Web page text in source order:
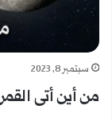
سبتمبر 8, 2023
من أين أتى